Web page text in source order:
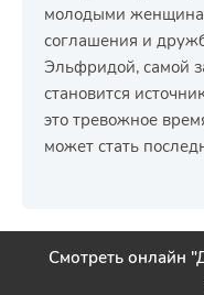
молодыми
соглашения и
Эльфридой, самой
становится
это тревожное
может стать
Смотреть онлайн